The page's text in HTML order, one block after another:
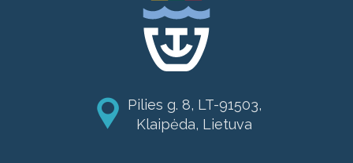
Pilies g. 8, LT-91503,
Klaipėda, Lietuva